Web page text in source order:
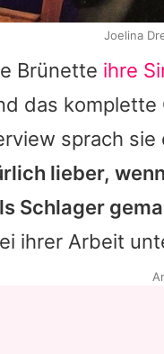
Brünette ihre
das
sprach sie
lieber,
Schlager
ihrer Arbeit
Joelina